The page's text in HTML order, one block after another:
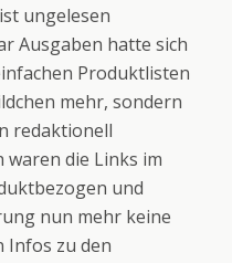
ungelesen
Ausgaben hatte sich
Produktlisten
mehr, sondern
redaktionell
die Links im
und
nun mehr keine
Infos zu den